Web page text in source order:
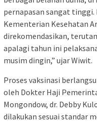
pernapasan sangat tinggi.
Kementerian Kesehatan
direkomendasikan,
apalagi tahun ini
musim dingin,” ujar Wiwit.
Proses vaksinasi
oleh Dokter Haji
Mongondow, dr. Debby
dilakukan sesuai standar